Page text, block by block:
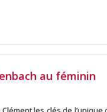
au féminin